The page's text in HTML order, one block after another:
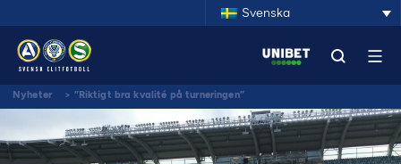
Svenska
Nyheter > ”Riktigt bra kvalité på turneringen”